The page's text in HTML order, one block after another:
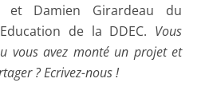
et Damien Girardeau du
de la DDEC. Vous
vous avez monté un projet et
? Ecrivez-nous !